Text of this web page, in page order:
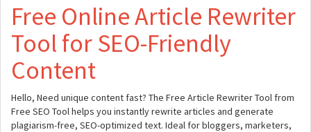
Free Online Article Rewriter
Tool for SEO-Friendly
Content
Hello, Need unique content fast? The Free Article Rewriter Tool from
Free SEO Tool helps you instantly rewrite articles and generate
plagiarism-free, SEO-optimized text. Ideal for bloggers, marketers,